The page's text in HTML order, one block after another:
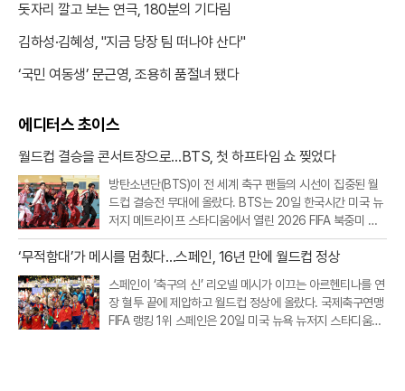
돗자리 깔고 보는 연극, 180분의 기다림
김하성·김혜성, "지금 당장 팀 떠나야 산다"
‘국민 여동생’ 문근영, 조용히 품절녀 됐다
에디터스 초이스
월드컵 결승을 콘서트장으로…BTS, 첫 하프타임 쇼 찢었다
방탄소년단(BTS)이 전 세계 축구 팬들의 시선이 집중된 월
드컵 결승전 무대에 올랐다. BTS는 20일 한국시간 미국 뉴
저지 메트라이프 스타디움에서 열린 2026 FIFA 북중미 월
드컵 스페인과 아르헨티나의 결승전 하프타임 쇼에 완전체
로 출연했다.이번 공연은 FIFA가 월드컵 결승전에 처음 도입
‘무적함대’가 메시를 멈췄다…스페인, 16년 만에 월드컵 정상
스페인이 ‘축구의 신’ 리오넬 메시가 이끄는 아르헨티나를 연
장 혈투 끝에 제압하고 월드컵 정상에 올랐다. 국제축구연맹
FIFA 랭킹 1위 스페인은 20일 미국 뉴욕 뉴저지 스타디움에